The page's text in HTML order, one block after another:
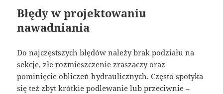
Błędy w projektowaniu
nawadniania
Do najczęstszych błędów należy brak podziału na
sekcje, złe rozmieszczenie zraszaczy oraz
pominięcie obliczeń hydraulicznych. Często spotyka
się też zbyt krótkie podlewanie lub przeciwnie –